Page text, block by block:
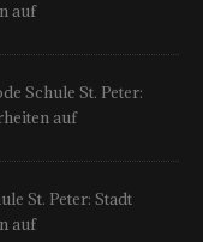
auf
Schule St. Peter:
auf
St. Peter: Stadt
auf